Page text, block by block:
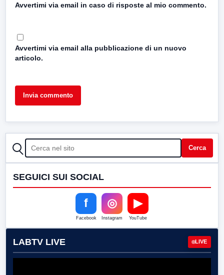
Avvertimi via email in caso di risposte al mio commento.
Avvertimi via email alla pubblicazione di un nuovo
articolo.
CERCA Cerca
SEGUICI SUI SOCIAL
f
Facebook
◎
Instagram
▶
YouTube
LABTV LIVE LIVE